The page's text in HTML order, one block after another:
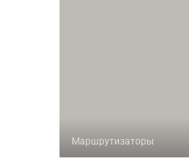
Маршрутизаторы